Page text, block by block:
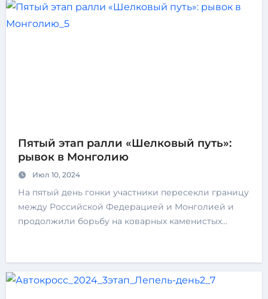
Пятый этап ралли «Шелковый путь»:
рывок в Монголию
Июл 10, 2024
На пятый день гонки участники пересекли границу
между Российской Федерацией и Монголией и
продолжили борьбу на коварных каменистых…